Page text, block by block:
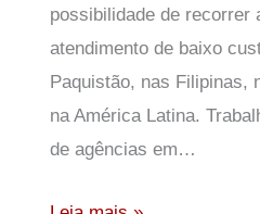
possibilidade de recorrer
atendimento de baixo
Paquistão, nas Filipinas,
na América Latina.
de agências em…